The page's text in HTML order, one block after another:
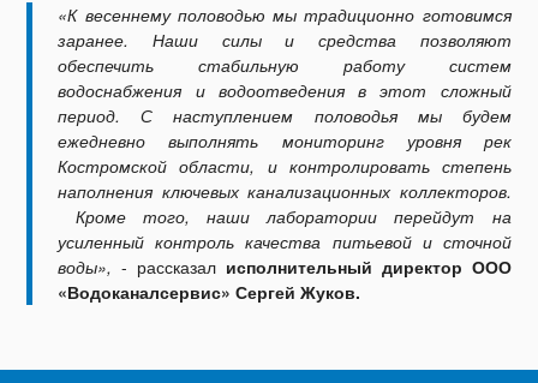
«К весеннему половодью мы традиционно готовимся
заранее. Наши силы и средства позволяют
обеспечить стабильную работу систем
водоснабжения и водоотведения в этот сложный
период. С наступлением половодья мы будем
ежедневно выполнять мониторинг уровня рек
Костромской области, и контролировать степень
наполнения ключевых канализационных коллекторов.
Кроме того, наши лаборатории перейдут на
усиленный контроль качества питьевой и сточной
воды», - рассказал исполнительный директор ООО
«Водоканалсервис» Сергей Жуков.